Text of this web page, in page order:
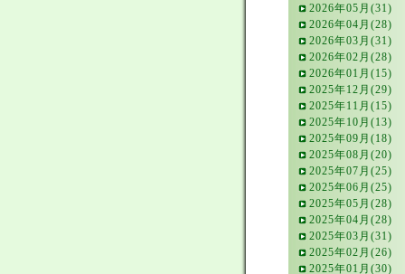
2026年05月(31)
2026年04月(28)
2026年03月(31)
2026年02月(28)
2026年01月(15)
2025年12月(29)
2025年11月(15)
2025年10月(13)
2025年09月(18)
2025年08月(20)
2025年07月(25)
2025年06月(25)
2025年05月(28)
2025年04月(28)
2025年03月(31)
2025年02月(26)
2025年01月(30)